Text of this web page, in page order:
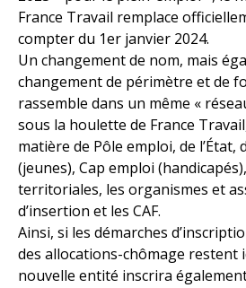
France Travail remplace
compter du 1er janvier 2024.
Un changement de nom, mais
changement de périmètre et de
rassemble dans un même «
sous la houlette de France
matière de Pôle emploi, de l’État,
(jeunes), Cap emploi
territoriales, les organismes et
d’insertion et les CAF.
Ainsi, si les démarches
des allocations-chômage restent
nouvelle entité inscrira